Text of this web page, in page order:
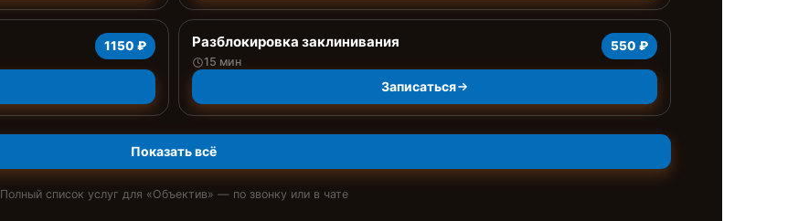
1150 ₽ Разблокировка заклинивания
15 мин
550 ₽
Записаться
Показать всё
Полный список услуг для «Объектив» — по звонку или в чате